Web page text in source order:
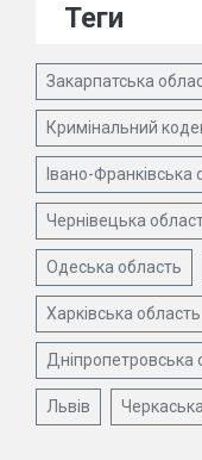
Теги
Закарпатська
Кримінальний
Івано-Франківська
Чернівецька
Одеська область
Харківська область
Дніпропетровська
Львів